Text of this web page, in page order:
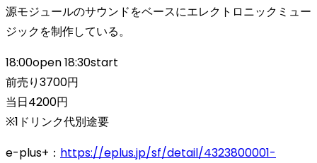
源モジュールのサウンドをベースにエレクトロニックミュー
ジックを制作している。
18:00open 18:30start
前売り3700円
当日4200円
※1ドリンク代別途要
e-plus+： https://eplus.jp/sf/detail/4323800001-